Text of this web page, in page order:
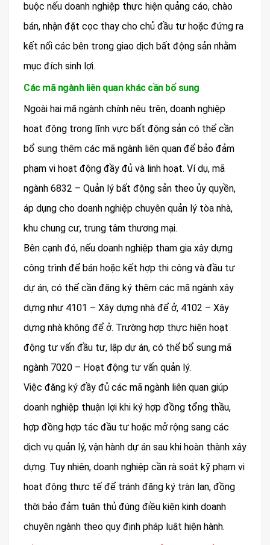
buộc nếu doanh nghiệp thực hiện quảng cáo, chào
bán, nhận đặt cọc thay cho chủ đầu tư hoặc đứng ra
kết nối các bên trong giao dịch bất động sản nhằm
mục đích sinh lợi.
Các mã ngành liên quan khác cần bổ sung
Ngoài hai mã ngành chính nêu trên, doanh nghiệp
hoạt động trong lĩnh vực bất động sản có thể cần
bổ sung thêm các mã ngành liên quan để bảo đảm
phạm vi hoạt động đầy đủ và linh hoạt. Ví dụ, mã
ngành 6832 – Quản lý bất động sản theo ủy quyền,
áp dụng cho doanh nghiệp chuyên quản lý tòa nhà,
khu chung cư, trung tâm thương mại.
Bên cạnh đó, nếu doanh nghiệp tham gia xây dựng
công trình để bán hoặc kết hợp thi công và đầu tư
dự án, có thể cần đăng ký thêm các mã ngành xây
dựng như 4101 – Xây dựng nhà để ở, 4102 – Xây
dựng nhà không để ở. Trường hợp thực hiện hoạt
động tư vấn đầu tư, lập dự án, có thể bổ sung mã
ngành 7020 – Hoạt động tư vấn quản lý.
Việc đăng ký đầy đủ các mã ngành liên quan giúp
doanh nghiệp thuận lợi khi ký hợp đồng tổng thầu,
hợp đồng hợp tác đầu tư hoặc mở rộng sang các
dịch vụ quản lý, vận hành dự án sau khi hoàn thành xây
dựng. Tuy nhiên, doanh nghiệp cần rà soát kỹ phạm vi
hoạt động thực tế để tránh đăng ký tràn lan, đồng
thời bảo đảm tuân thủ đúng điều kiện kinh doanh
chuyên ngành theo quy định pháp luật hiện hành.